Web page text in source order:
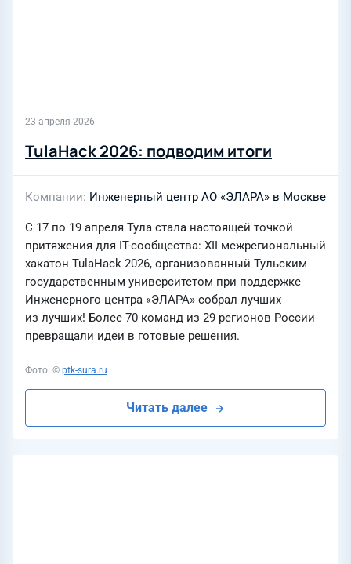
23 апреля 2026
TulaHack 2026: подводим итоги
Компании Инженерный центр АО «ЭЛАРА» в Москве
С 17 по 19 апреля Тула стала настоящей точкой
притяжения для IT-сообщества: XII межрегиональный
хакатон TulaHack 2026, организованный Тульским
государственным университетом при поддержке
Инженерного центра «ЭЛАРА» собрал лучших
из лучших! Более 70 команд из 29 регионов России
превращали идеи в готовые решения.
Читать далее
Фото: © ptk-sura.ru